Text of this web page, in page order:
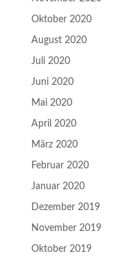
Oktober 2020
August 2020
Juli 2020
Juni 2020
Mai 2020
April 2020
März 2020
Februar 2020
Januar 2020
Dezember 2019
November 2019
Oktober 2019